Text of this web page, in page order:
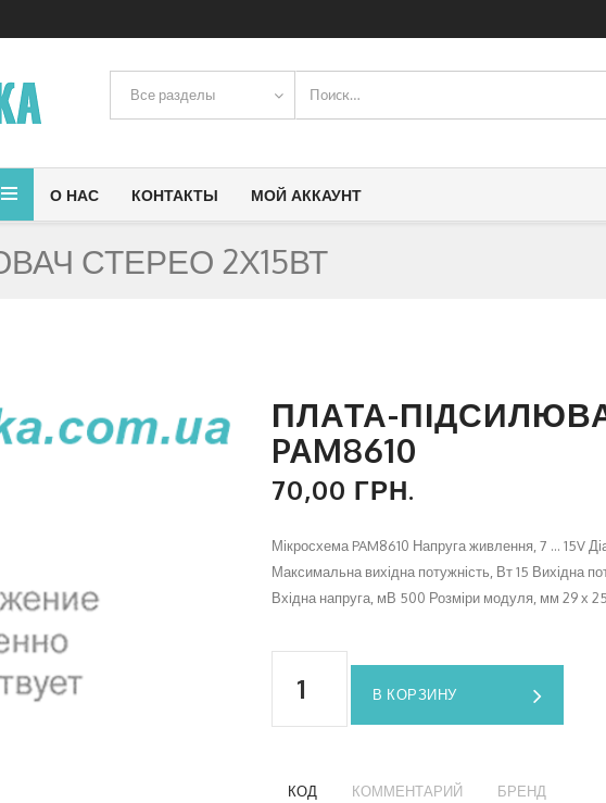
Все разделы
О НАС КОНТАКТЫ МОЙ АККАУНТ
СТЕРЕО 2Х15ВТ
ПЛАТА-
PAM8610
70,00 ГРН.
Мікросхема PAM8610 Напруга живлення, 7 ... 15V
Максимальна вихідна потужність, Вт 15 Вихідна
Вхідна напруга, мВ 500 Розміри модуля, мм 29 х
В КОРЗИНУ
КОД КОММЕНТАРИЙ БРЕНД